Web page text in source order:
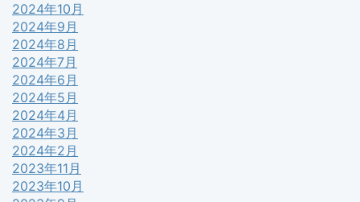
2024年10月
2024年9月
2024年8月
2024年7月
2024年6月
2024年5月
2024年4月
2024年3月
2024年2月
2023年11月
2023年10月